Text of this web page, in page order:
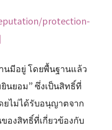
protection-
นมีอยู่ โดยพื้นฐานแล้ว
นยอม” ซึ่งเป็นสิทธิ์ที่
ยไม่ได้รับอนุญาตจาก
งสิทธิ์ที่เกี่ยวข้องกับ